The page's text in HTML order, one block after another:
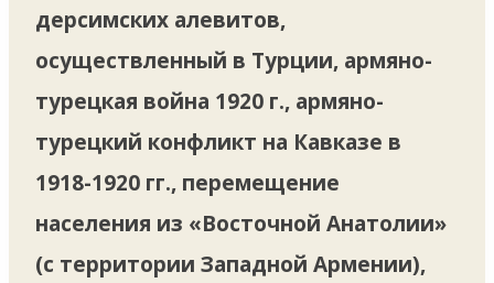
дерсимских алевитов,
осуществленный в Турции, армяно-
турецкая война 1920 г., армяно-
турецкий конфликт на Кавказе в
1918-1920 гг., перемещение
населения из «Восточной Анатолии»
(с территории Западной Армении),